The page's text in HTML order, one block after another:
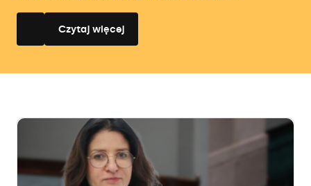
Czytaj więcej